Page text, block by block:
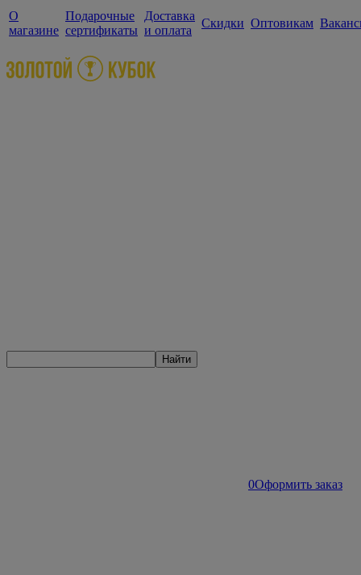
О
магазине
Подарочные
сертификаты
Доставка
и оплата
Скидки Оптовикам
Найти
0Оформить заказ